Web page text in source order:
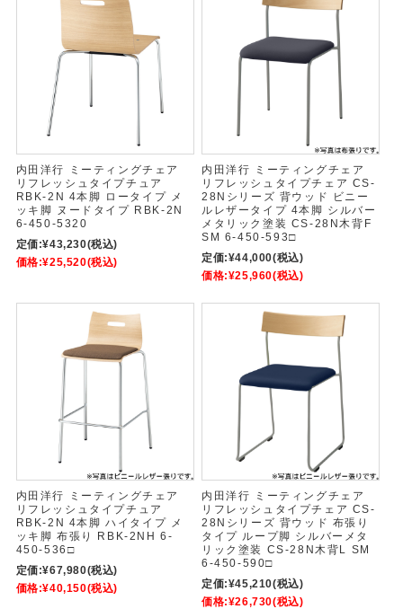
内田洋行 ミーティングチェア
リフレッシュタイプチュア
RBK-2N 4本脚 ロータイプ メ
ッキ脚 ヌードタイプ RBK-2N
6-450-5320
定価:¥43,230(税込)
価格:¥25,520(税込)
内田洋行 ミーティングチェア
リフレッシュタイプチェア CS-
28Nシリーズ 背ウッド ビニー
ルレザータイプ 4本脚 シルバー
メタリック塗装 CS-28N木背F
SM 6-450-593□
定価:¥44,000(税込)
価格:¥25,960(税込)
内田洋行 ミーティングチェア
リフレッシュタイプチュア
RBK-2N 4本脚 ハイタイプ メ
ッキ脚 布張り RBK-2NH 6-
450-536□
定価:¥67,980(税込)
価格:¥40,150(税込)
内田洋行 ミーティングチェア
リフレッシュタイプチェア CS-
28Nシリーズ 背ウッド 布張り
タイプ ループ脚 シルバーメタ
リック塗装 CS-28N木背L SM
6-450-590□
定価:¥45,210(税込)
価格:¥26,730(税込)